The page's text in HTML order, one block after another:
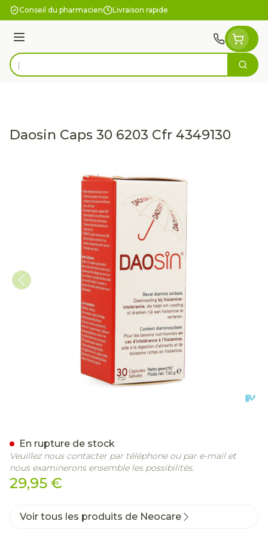
Aller au contenu
Conseil du pharmacien Livraison rapide
Menu
Rechercher
Daosin Caps 30 6203 Cfr 4349130
29,95 €
En rupture de stock
Veuillez nous contacter par téléphone ou par e-mail et
nous examinerons ensemble les possibilités.
Voir tous les produits de Neocare